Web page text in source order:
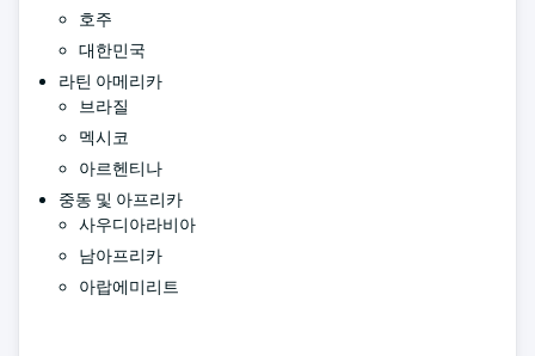
호주
대한민국
라틴 아메리카
브라질
멕시코
아르헨티나
중동 및 아프리카
사우디아라비아
남아프리카
아랍에미리트